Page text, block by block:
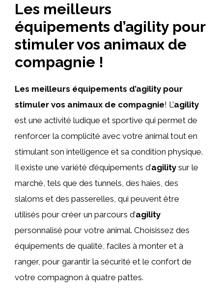
Les meilleurs
équipements d’agility pour
stimuler vos animaux de
compagnie !
Les meilleurs équipements d’agility pour
stimuler vos animaux de compagnie! L’agility
est une activité ludique et sportive qui permet de
renforcer la complicité avec votre animal tout en
stimulant son intelligence et sa condition physique.
Il existe une variété d’équipements d’agility sur le
marché, tels que des tunnels, des haies, des
slaloms et des passerelles, qui peuvent être
utilisés pour créer un parcours d’agility
personnalisé pour votre animal. Choisissez des
équipements de qualité, faciles à monter et à
ranger, pour garantir la sécurité et le confort de
votre compagnon à quatre pattes.